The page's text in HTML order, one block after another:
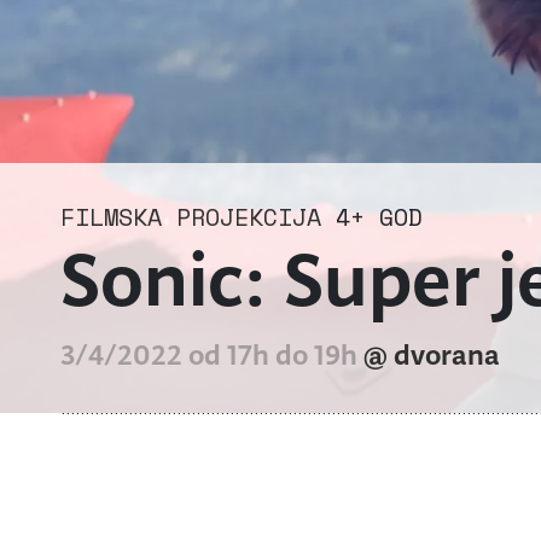
FILMSKA PROJEKCIJA 4+ GOD
Sonic: Super
3/4/2022 od 17h do 19h @ dvorana